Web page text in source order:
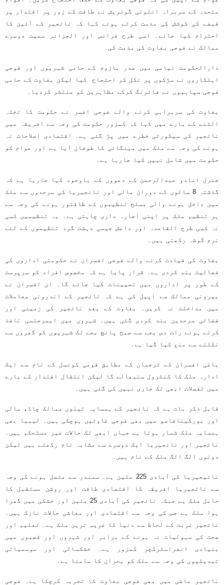
متحدہ کے سربراہ انتونی گوتریش نے طاقت کے زور پر اقتدار پر
قبضے کی کوشش کی مذمت کرتے ہوئے کہا کہ نائجیر کے آئین کا
احترام کیا جائے۔ اسی طرح فرانس اور الجزائر سمیت دوسرے
ممالک نے فوجی بغاوت کی مذمت کی۔
دارالحکومت نیامی میں صدر بازوم کے حامی شہریوں اور فوجی
اہلکاروں نے سڑکوں پر نکل کر احتجاج کیا لیکن بغاوت کے حامی
فوجی سپاہیوں نے فائرنگ کرکے مظاہرین کو منتشر کردیا۔
بغاوت کی سربراہی کرنے والے فوجی افسر نے حکومت کا تختہ
الٹنے کے بارے میں کہا کہ کمزور حکومت کی وجہ سے افریقہ میں
نائجیر کی سیکورٹی خطرے میں پڑ گئی ہے۔ اقتصادی اصلاحات نہ
ہونے کی وجہ سے ملک میں مہنگائی کا طوفان آیا ہے اور عوام کو
حکومت میں شامل نہیں کیا جارہا ہے۔
جنرل امادو عبدالرحمن کے دعووں کے باوجود کہا جارہا ہے کہ
گذشتہ 8 سالوں کے دوران مالی اور نائجیریا کی سرحدوں سے ملک
میں داخل ہونے والی مسلح تنظیموں کے طاقتور ہونے کی وجہ سے
ہر تنظیم ملک پر اپنی اجارہ داری چاہتی ہے۔ یہ تنظیمیں کسی
نہ کسی طرح القاعدہ اور داعش جیسی دہشت گرد تنظیموں کے لئے
نرم گوشہ رکھتی ہیں۔
بغاوت کی قیادت کرنے والے فوجی افسران نے حکومتی اداروں کی
فعالیت بند کردی ہے۔ قرار پایا ہے کہ مخصوص افراد کو سرپرست
کے طور پر اداروں میں تعیینات کیا جائے گا۔ ان افسران نے
بیرونی ممالک سے اپیل کی ہے کہ نائجیر کے اندرونی معاملات
میں مداخلت نہ کریں۔ بغاوت کے بعد نائجیر کی زمینی اور
فضائی سرحدین بند کردی گئی ہیں۔ شہروں میں ایمرجنسی نافذ
کرتے ہوئے رات دس بجے سے صبح پانچ بجے تک شہریوں کو گھروں سے
نکلنے سے منع کیا گیا ہے۔
باغی افسران کے ترجمان کے مطابق قومی کونسل کے نام سے ایک
ادارہ ملک کا کنٹرول سنبھالے گا لیکن انتقال اقتدار کے بارے
میں تفصلات ابھی تک جاری نہیں کی گئی ہیں۔
قابل ذکر بات ہے کہ نائجیر کے ہمسایہ تینوں ممالک چاڈ، مالی
اور بورکینافاسو میں بھی فوجی غاوتیں ہوچکی ہیں۔ لیبیا بھی
ہمسایہ ملک شمار ہوتا ہے جہاں ابھی تک حالات غیر مستحکم ہیں۔
نائجیر اور نائجیریا ایک دوسرے سے مشابہ نام رکھتے ہیں لیکن
دونوں الگ الگ ملک کے نام ہیں۔
نائیجیریا کی آبادی 225 ملین ہے۔ سمندر سے متصل ہونے کی وجہ
سے نائجیریا افریقہ کا اقتصادی طاقت اور روشن مستقبل کا
حامل ملک ہے جبکہ نائجیر کی آبادی 25 ملین اور خشکی میں گھرا
ہوا ملک ہے جس کی وجہ سے اقتصادی اور معاشی حالات نازک ہیں۔
نائجیر غربت کے لحاظ سے دنیا کا غریب ترین ملک ہے۔ تعلیم اور
صحت کی سہولیات نہ ہونے کے برابر اور شہروں اور قصبوں میں
بنیادی انفراسٹرکچر کمزور ہے۔ خشکسالی اور موسمیاتی
تبدیلیوں کی وجہ سے ملک کو بحران کا سامنا ہے۔
نائجیر ماضی میں بھی فوجی بغاوت کا تجربہ کرچکا ہے۔ فوجی